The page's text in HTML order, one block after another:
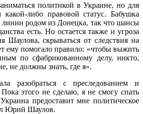
политикой в Украине, но для
какой-либо правовой статус. Бабушка
родом из Донецка, так что шансы
есть. Но остается также и угроза
Шаулова, скрываться от следствия на
ему помогало правило: «чтобы выжить
по сфабрикованному делу, никто,
не должны знать, где я».
разобраться с преследованием и
этого не сделаю, я не смогу спать
предоставит мне политическое
Юрий Шаулов.